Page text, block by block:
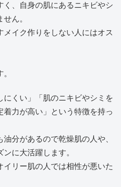
く、自身の肌にあるニキビやシ
ん。
メイク作りをしない人にはオス
にくい」「肌のニキビやシミを
着力が高い」という特徴を持っ
分があるので乾燥肌の人や、
に大活躍します。
リー肌の人では相性が悪いた